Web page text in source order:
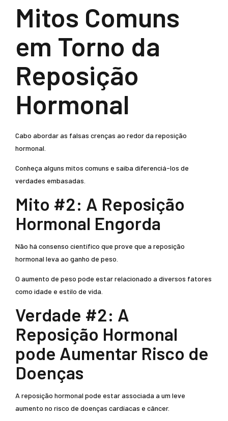
Mitos Comuns
em Torno da
Reposição
Hormonal
Cabo abordar as falsas crenças ao redor da reposição
hormonal.
Conheça alguns mitos comuns e saiba diferenciá-los de
verdades embasadas.
Mito #2: A Reposição
Hormonal Engorda
Não há consenso científico que prove que a reposição
hormonal leva ao ganho de peso.
O aumento de peso pode estar relacionado a diversos fatores
como idade e estilo de vida.
Verdade #2: A
Reposição Hormonal
pode Aumentar Risco de
Doenças
A reposição hormonal pode estar associada a um leve
aumento no risco de doenças cardíacas e câncer.